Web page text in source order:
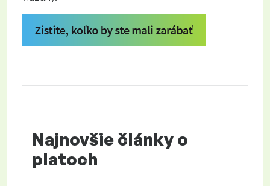
Najnovšie články o
platoch